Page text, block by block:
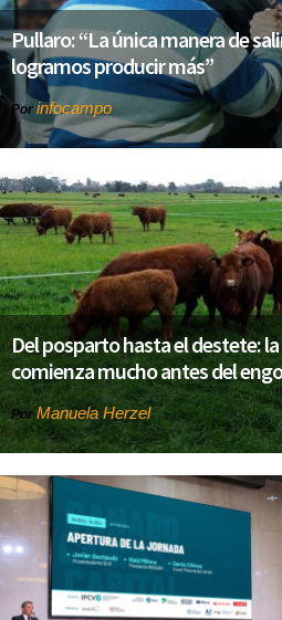
Pullaro: “La única manera de
logramos producir más”
Por infocampo
Del posparto hasta el destete:
comienza mucho antes del
Por Manuela Herzel